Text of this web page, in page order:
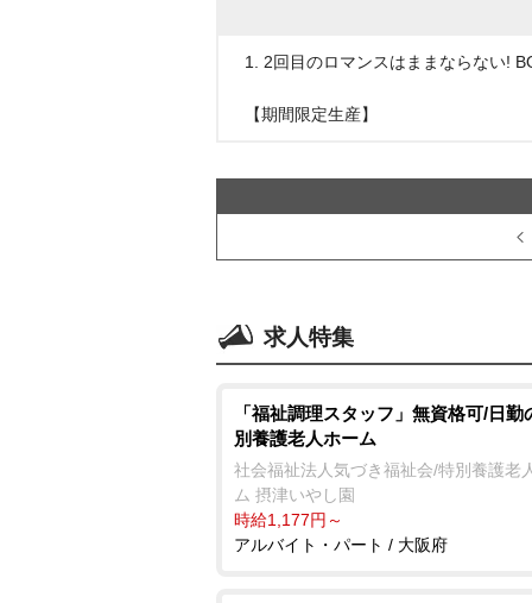
1. 2回目のロマンスはままならない!
【期間限定生産】
求人特集
「福祉調理スタッフ」無資格可/日勤
別養護老人ホーム
社会福祉法人気づき福祉会/特別養護老
ム 摂津いやし園
時給1,177円～
アルバイト・パート / 大阪府